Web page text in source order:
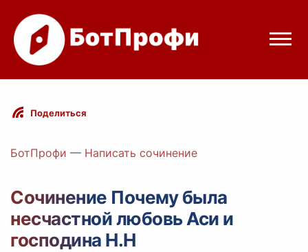
Режимы бота
Цены
Вход с Telegram
Поделиться
БотПрофи — Написать сочинение
Сочинение Почему была
несчастной любовь Аси и
господина Н.Н